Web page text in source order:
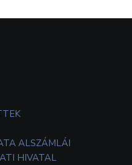
ALSZÁMLÁI
HIVATAL